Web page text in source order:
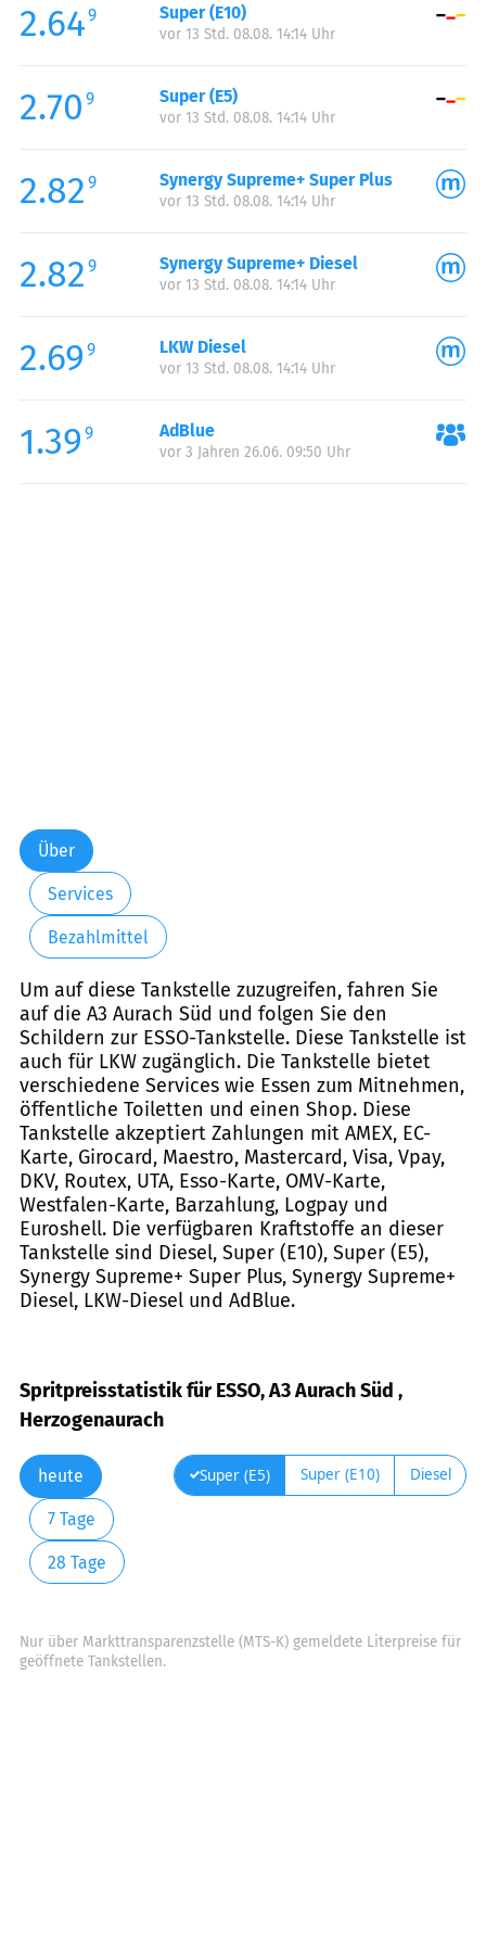
Samstag:
00:00-24:00
Sonntag:
2.649 Super (E10)
vor 13 Std. 08.08. 14:14 Uhr
2.70 9 Super (E5)
vor 13 Std. 08.08. 14:14 Uhr
2.82 9 Synergy Supreme+ Super Plus
vor 13 Std. 08.08. 14:14 Uhr
2.82 9 Synergy Supreme+ Diesel
vor 13 Std. 08.08. 14:14 Uhr
2.69 9 LKW Diesel
vor 13 Std. 08.08. 14:14 Uhr
1.39 9 AdBlue
vor 3 Jahren 26.06. 09:50 Uhr
Über
Services
Bezahlmittel
Um auf diese Tankstelle zuzugreifen, fahren Sie
auf die A3 Aurach Süd und folgen Sie den
Schildern zur ESSO-Tankstelle. Diese Tankstelle ist
auch für LKW zugänglich. Die Tankstelle bietet
verschiedene Services wie Essen zum Mitnehmen,
öffentliche Toiletten und einen Shop. Diese
Tankstelle akzeptiert Zahlungen mit AMEX, EC-
Karte, Girocard, Maestro, Mastercard, Visa, Vpay,
DKV, Routex, UTA, Esso-Karte, OMV-Karte,
Westfalen-Karte, Barzahlung, Logpay und
Euroshell. Die verfügbaren Kraftstoffe an dieser
Tankstelle sind Diesel, Super (E10), Super (E5),
Synergy Supreme+ Super Plus, Synergy Supreme+
Diesel, LKW-Diesel und AdBlue.
Spritpreisstatistik für ESSO, A3 Aurach Süd ,
Herzogenaurach
heute
7 Tage
28 Tage
Super (E5) Super (E10) Diesel
Nur über Markttransparenzstelle (MTS-K) gemeldete Literpreise für
geöffnete Tankstellen.